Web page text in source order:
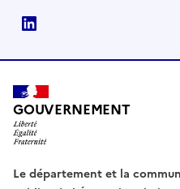
GOUVERNEMENT
Le département et la